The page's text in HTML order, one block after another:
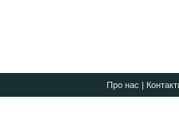
Про нас |